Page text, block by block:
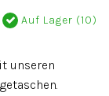
Auf Lager (10)
unseren